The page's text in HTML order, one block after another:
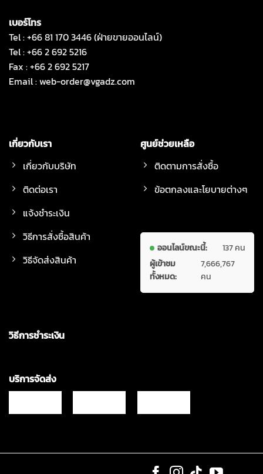
เบอร์โทร
Tel : +66 81 170 3446 (ฝ่ายขายออนไลน์)
Tel : +66 2 692 5216
Fax : +66 2 692 5217
Email :web-order@vgadz.com
เกี่ยวกับเรา
เกี่ยวกับบริษัท
ติดต่อเรา
แจ้งชำระเงิน
วิธีการสั่งซื้อสินค้า
วิธีจัดส่งสินค้า
ศูนย์ช่วยเหลือ
ติดตามการสั่งซื้อ
ข้อตกลงและโยบายต่างๆ
ออนไลน์ขณะนี้:
137 คน
ผู้เข้าชม
ทั้งหมด:
7,666,767
คน
วิธีการชำระเงิน
บริการจัดส่ง